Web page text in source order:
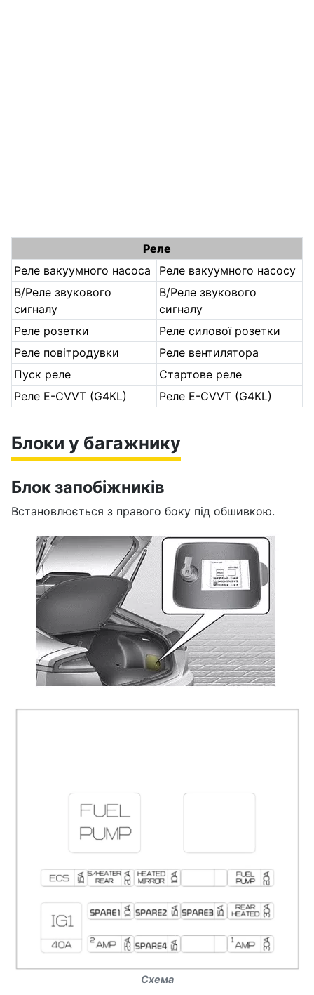
Реле
Реле вакуумного насоса
Реле вакуумного насосу
B/Реле звукового
сигналу
B/Реле звукового
сигналу
Реле розетки
Реле силової розетки
Реле повітродувки
Реле вентилятора
Пуск реле
Стартове реле
Реле E-CVVT (G4KL)
Реле E-CVVT (G4KL)
Блоки у багажнику
Блок запобіжників
Встановлюється з правого боку під обшивкою.
Схема